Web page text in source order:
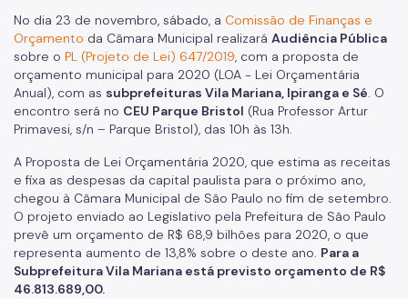
Fale Conosco
Notícias
No dia 23 de novembro, sábado, a Comissão de Finanças e
Orçamento da Câmara Municipal realizará Audiência Pública
sobre o PL (Projeto de Lei) 647/2019, com a proposta de
orçamento municipal para 2020 (LOA - Lei Orçamentária
Anual), com as subprefeituras Vila Mariana, Ipiranga e Sé. O
encontro será no CEU Parque Bristol (Rua Professor Artur
Primavesi, s/n – Parque Bristol), das 10h às 13h.
A Proposta de Lei Orçamentária 2020, que estima as receitas
e fixa as despesas da capital paulista para o próximo ano,
chegou à Câmara Municipal de São Paulo no fim de setembro.
O projeto enviado ao Legislativo pela Prefeitura de São Paulo
prevê um orçamento de R$ 68,9 bilhões para 2020, o que
representa aumento de 13,8% sobre o deste ano. Para a
Subprefeitura Vila Mariana está previsto orçamento de R$
46.813.689,00.